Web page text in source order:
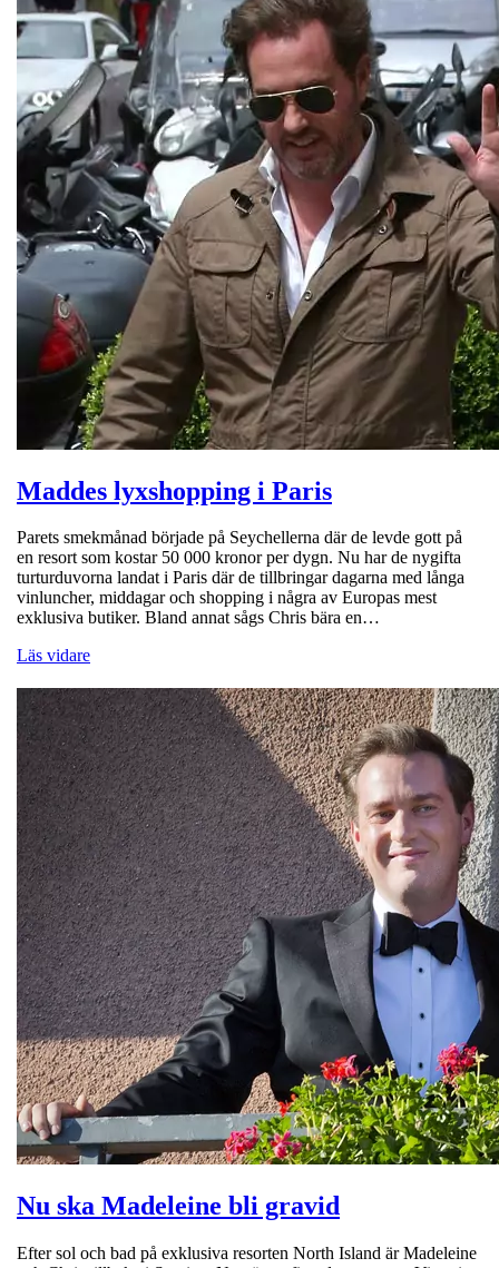
Maddes lyxshopping i Paris
Parets smekmånad började på Seychellerna där de levde gott på
en resort som kostar 50 000 kronor per dygn. Nu har de nygifta
turturduvorna landat i Paris där de tillbringar dagarna med långa
vinluncher, middagar och shopping i några av Europas mest
exklusiva butiker. Bland annat sågs Chris bära en…
Läs vidare
Nu ska Madeleine bli gravid
Efter sol och bad på exklusiva resorten North Island är Madeleine